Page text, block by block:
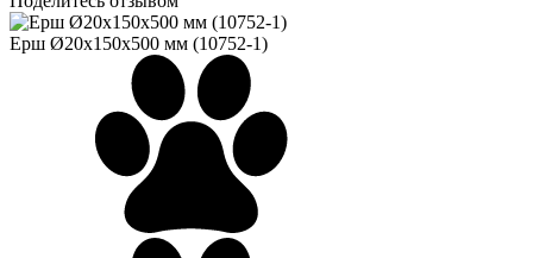
Ерш Ø20х150х500 мм (10752-1)